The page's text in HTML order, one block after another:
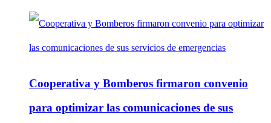
Cooperativa y Bomberos firmaron convenio
para optimizar las comunicaciones de sus